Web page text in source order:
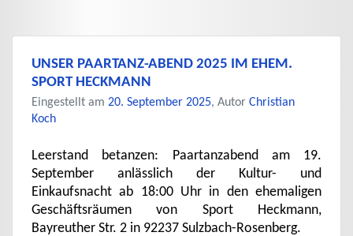
UNSER PAARTANZ-ABEND 2025 IM EHEM.
SPORT HECKMANN
Eingestellt am 20. September 2025, Autor Christian
Koch
Leerstand betanzen: Paartanzabend am 19.
September anlässlich der Kultur- und
Einkaufsnacht ab 18:00 Uhr in den ehemaligen
Geschäftsräumen von Sport Heckmann,
Bayreuther Str. 2 in 92237 Sulzbach-Rosenberg.